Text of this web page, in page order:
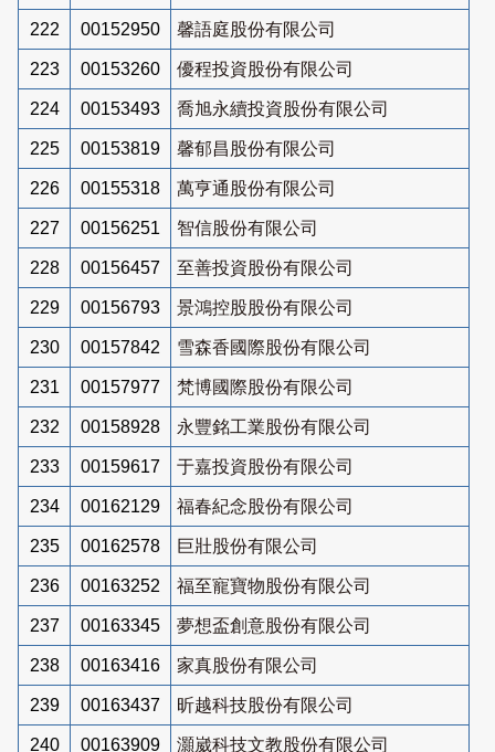
222 00152950 馨語庭股份有限公司
223 00153260 優程投資股份有限公司
224 00153493 喬旭永續投資股份有限公司
225 00153819 馨郁昌股份有限公司
226 00155318 萬亨通股份有限公司
227 00156251 智信股份有限公司
228 00156457 至善投資股份有限公司
229 00156793 景鴻控股股份有限公司
230 00157842 雪森香國際股份有限公司
231 00157977 梵博國際股份有限公司
232 00158928 永豐銘工業股份有限公司
233 00159617 于嘉投資股份有限公司
234 00162129 福春紀念股份有限公司
235 00162578 巨壯股份有限公司
236 00163252 福至寵寶物股份有限公司
237 00163345 夢想盃創意股份有限公司
238 00163416 家真股份有限公司
239 00163437 昕越科技股份有限公司
240 00163909 灝崴科技文教股份有限公司